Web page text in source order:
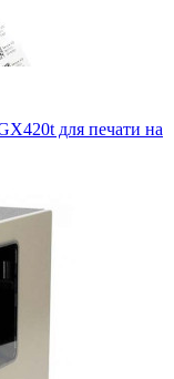
с печатью на